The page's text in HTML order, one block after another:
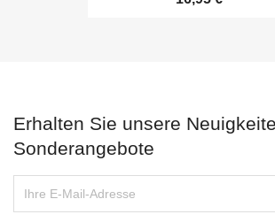
Erhalten Sie unsere
Sonderangebote